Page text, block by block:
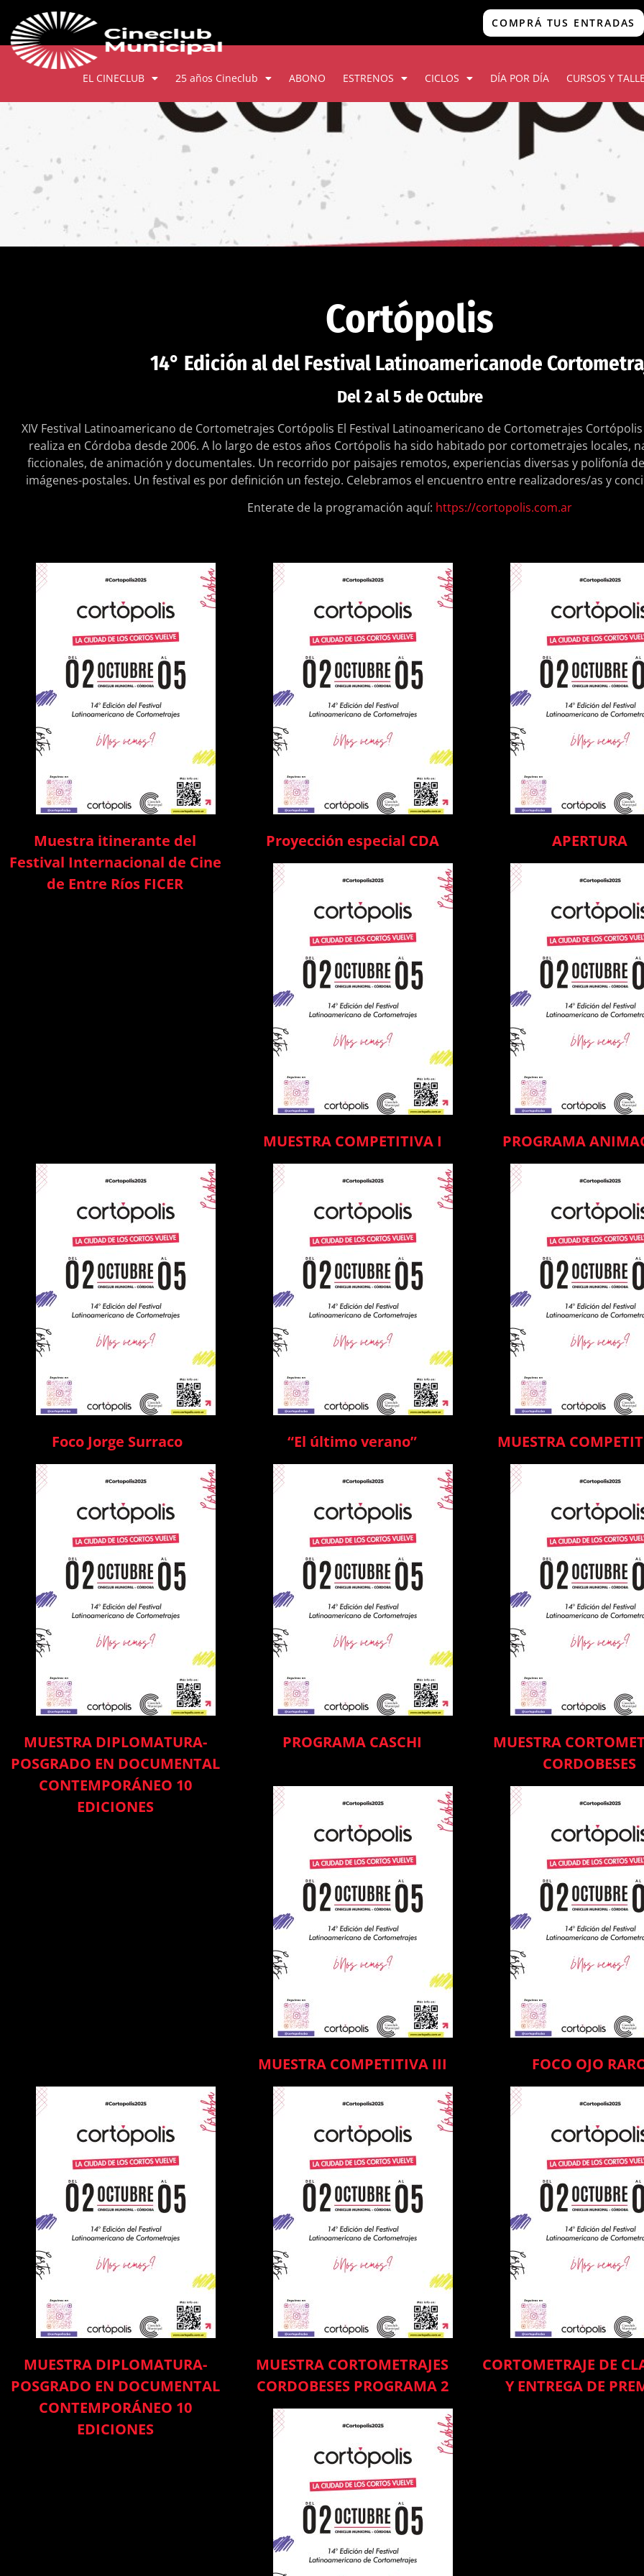
COMPRÁ TUS ENTRADAS
EL CINECLUB 25 años Cineclub ABONO ESTRENOS CICLOS DÍA POR DÍA CURSOS Y
Cortópolis
14° Edición al del Festival Latinoamericanode
Del 2 al 5 de Octubre
XIV Festival Latinoamericano de Cortometrajes Cortópolis El Festival Latinoamericano de Cortometrajes
realiza en Córdoba desde 2006. A lo largo de estos años Cortópolis ha sido habitado por cortometrajes locales,
ficcionales, de animación y documentales. Un recorrido por paisajes remotos, experiencias diversas y polifonía
imágenes-postales. Un festival es por definición un festejo. Celebramos el encuentro entre realizadores/as y
Enterate de la programación aquí: https://cortopolis.com.ar
Muestra itinerante del
Festival Internacional de Cine
de Entre Ríos FICER
Proyección especial CDA APERTURA
MUESTRA COMPETITIVA I PROGRAMA
Foco Jorge Surraco “El último verano” MUESTRA
MUESTRA DIPLOMATURA-
POSGRADO EN DOCUMENTAL
CONTEMPORÁNEO 10
EDICIONES
PROGRAMA CASCHI
MUESTRA
CORDOBESES
MUESTRA COMPETITIVA III FOCO OJO
MUESTRA DIPLOMATURA-
POSGRADO EN DOCUMENTAL
CONTEMPORÁNEO 10
EDICIONES
MUESTRA CORTOMETRAJES
CORDOBESES PROGRAMA 2
CORTOMETRAJE DE
Y ENTREGA DE